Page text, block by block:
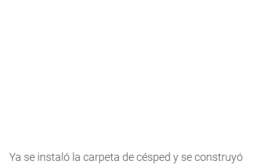
Ya se instaló la carpeta de césped y se construyó